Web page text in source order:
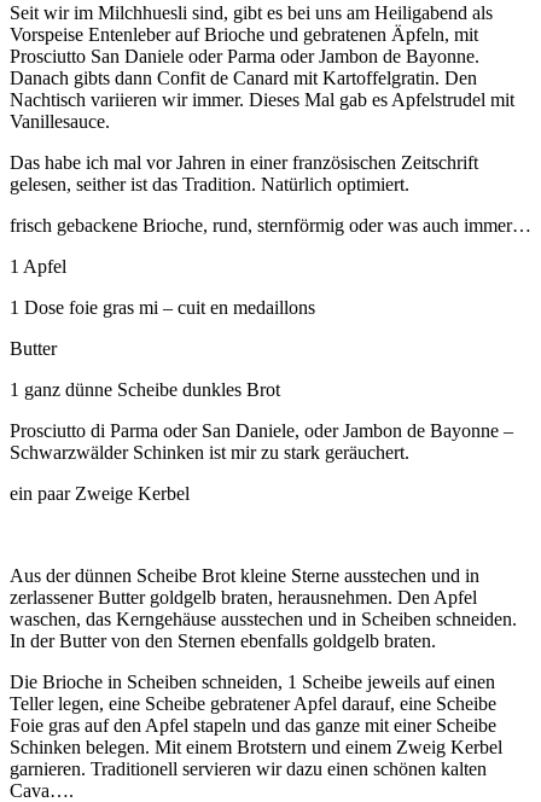
Seit wir im Milchhuesli sind, gibt es bei uns am Heiligabend als
Vorspeise Entenleber auf Brioche und gebratenen Äpfeln, mit
Prosciutto San Daniele oder Parma oder Jambon de Bayonne.
Danach gibts dann Confit de Canard mit Kartoffelgratin. Den
Nachtisch variieren wir immer. Dieses Mal gab es Apfelstrudel mit
Vanillesauce.
Das habe ich mal vor Jahren in einer französischen Zeitschrift
gelesen, seither ist das Tradition. Natürlich optimiert.
frisch gebackene Brioche, rund, sternförmig oder was auch immer…
1 Apfel
1 Dose foie gras mi – cuit en medaillons
Butter
1 ganz dünne Scheibe dunkles Brot
Prosciutto di Parma oder San Daniele, oder Jambon de Bayonne –
Schwarzwälder Schinken ist mir zu stark geräuchert.
ein paar Zweige Kerbel
Aus der dünnen Scheibe Brot kleine Sterne ausstechen und in
zerlassener Butter goldgelb braten, herausnehmen. Den Apfel
waschen, das Kerngehäuse ausstechen und in Scheiben schneiden.
In der Butter von den Sternen ebenfalls goldgelb braten.
Die Brioche in Scheiben schneiden, 1 Scheibe jeweils auf einen
Teller legen, eine Scheibe gebratener Apfel darauf, eine Scheibe
Foie gras auf den Apfel stapeln und das ganze mit einer Scheibe
Schinken belegen. Mit einem Brotstern und einem Zweig Kerbel
garnieren. Traditionell servieren wir dazu einen schönen kalten
Cava….